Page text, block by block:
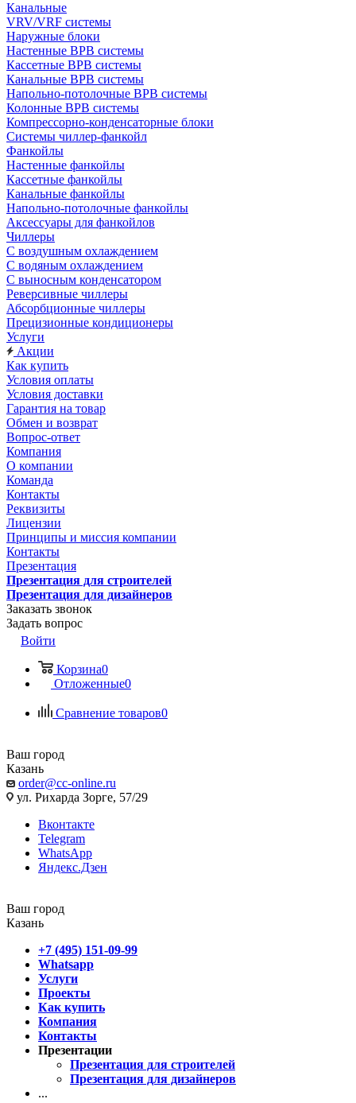
Канальные
VRV/VRF системы
Наружные блоки
Настенные ВРВ системы
Кассетные ВРВ системы
Канальные ВРВ системы
Напольно-потолочные ВРВ системы
Колонные ВРВ системы
Компрессорно-конденсаторные блоки
Системы чиллер-фанкойл
Фанкойлы
Настенные фанкойлы
Кассетные фанкойлы
Канальные фанкойлы
Напольно-потолочные фанкойлы
Аксессуары для фанкойлов
Чиллеры
С воздушным охлаждением
С водяным охлаждением
С выносным конденсатором
Реверсивные чиллеры
Абсорбционные чиллеры
Прецизионные кондиционеры
Услуги
Акции
Как купить
Условия оплаты
Условия доставки
Гарантия на товар
Обмен и возврат
Вопрос-ответ
Компания
О компании
Команда
Контакты
Реквизиты
Лицензии
Принципы и миссия компании
Контакты
Презентация
Презентация для строителей
Презентация для дизайнеров
Заказать звонок
Задать вопрос
Войти
Корзина0
Отложенные0
Сравнение товаров0
Ваш город
Казань
order@cc-online.ru
ул. Рихарда Зорге, 57/29
Вконтакте
Telegram
WhatsApp
Яндекс.Дзен
Ваш город
Казань
+7 (495) 151-09-99
Whatsapp
Услуги
Проекты
Как купить
Компания
Контакты
Презентации
Презентация для строителей
Презентация для дизайнеров
...